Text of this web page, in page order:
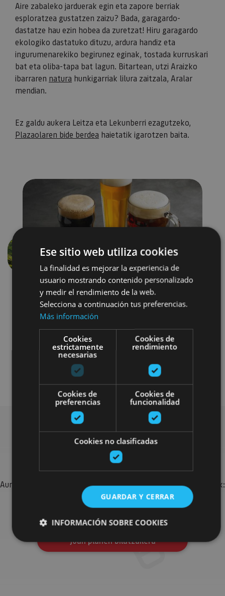
Aire zabaleko jarduerak egin eta zapore berriak
esploratzea gustatzen zaizu? Bada, garagardo-
dastatze hau ezin hobea da zuretzat! Hiru garagardo
ekologiko dastatuko dituzu, ardura handiz eta
ingurumenarekiko begirunez eginak, tostada kurruskari
bat eta oliba-tapa bat lagun. Bitartean, utzi Araizko
ibarraren natura hunkigarriak lilura zaitzala, Aralar
mendian.
​​​​​​​Ez galdu aukera Leitza eta Lekunberri ezagutzeko,
Plazaolaren bide berdea haietatik igarotzen baita.
Aurrekoa
Gastronomía
Senderismo y montaña
Bilatu plan gehiago
Aurkitu zure bidaia Nafarroan osatzeko planak eta iradokizunak:
jarduera antolatuak, bisitak eta agendaren ekitaldi
garrantzitsuenak.
Joan planen bilatzailera
Ese sitio web utiliza cookies
La finalidad es mejorar la experiencia de
usuario mostrando contenido personalizado
y medir el rendimiento de la web.
Selecciona a continuación tus preferencias.
Más información
Cookies
estrictamente
necesarias
Cookies de
rendimiento
Cookies de
preferencias
Cookies de
funcionalidad
Cookies no clasificadas
GUARDAR Y CERRAR
INFORMACIÓN SOBRE COOKIES